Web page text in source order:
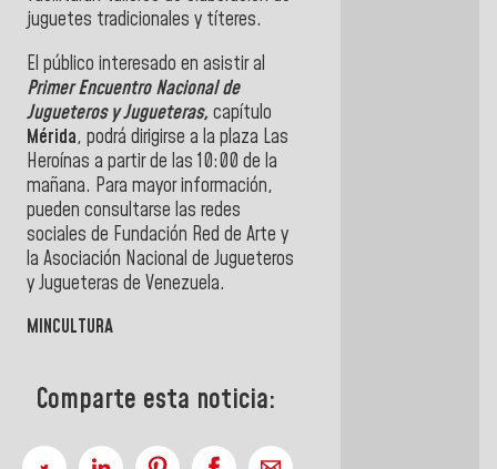
juguetes tradicionales y títeres.
El público interesado en asistir al
Primer Encuentro Nacional de
Jugueteros y Jugueteras, capítulo
Mérida, podrá dirigirse a la plaza Las
Heroínas a partir de las 10:00 de la
mañana. Para mayor información,
pueden consultarse las redes
sociales de Fundación Red de Arte y
la Asociación Nacional de Jugueteros
y Jugueteras de Venezuela.
MINCULTURA
Comparte esta noticia: